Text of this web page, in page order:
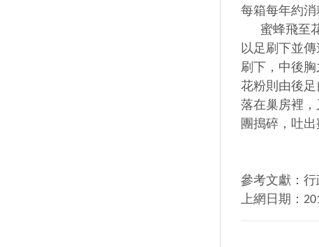
每箱每年約消
蜜蜂飛至花
以足刷下並
刷下，中後
花粉則由後
落在巢房裡
團搗碎，吐出
參考文獻：行
上網日期：